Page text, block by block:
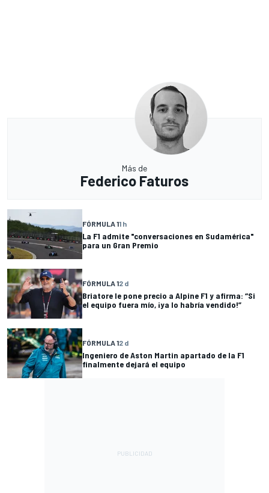
Más de
Federico Faturos
FÓRMULA 11 h
La F1 admite "conversaciones en Sudamérica"
para un Gran Premio
FÓRMULA 12 d
Briatore le pone precio a Alpine F1 y afirma: “Si
el equipo fuera mío, ¡ya lo habría vendido!”
FÓRMULA 12 d
Ingeniero de Aston Martin apartado de la F1
finalmente dejará el equipo